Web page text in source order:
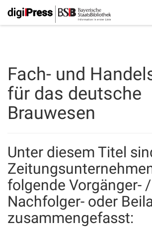
Fach- und
für das deutsche
Brauwesen
Unter diesem Titel
folgende Vorgänger- /
Nachfolger- oder
zusammengefasst: